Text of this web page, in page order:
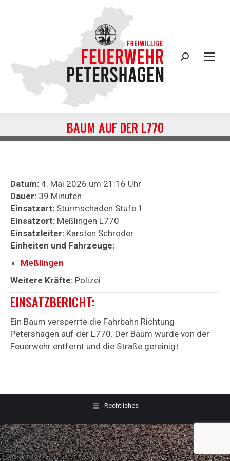
Search:
BAUM AUF DER L770
Sie befinden sich hier:
Datum: 4. Mai 2026 um 21:16 Uhr
Dauer: 39 Minuten
Einsatzart: Sturmschaden Stufe 1
Einsatzort: Meßlingen L770
Einsatzleiter: Karsten Schröder
Einheiten und Fahrzeuge:
Meßlingen
Weitere Kräfte: Polizei
EINSATZBERICHT:
Ein Baum versperrte die Fahrbahn Richtung
Petershagen auf der L770. Der Baum wurde von der
Feuerwehr entfernt und die Straße gereinigt.
Rechtliches